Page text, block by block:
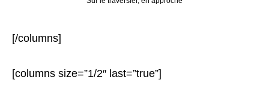
[/columns]
[columns size=”1/2″ last=”true”]